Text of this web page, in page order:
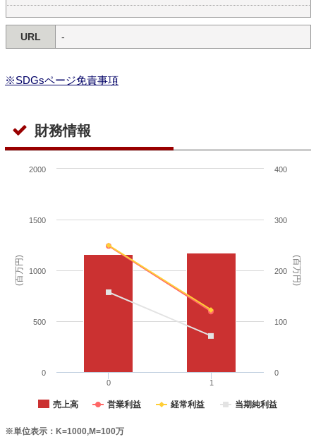
URL -
※SDGsページ免責事項
財務情報
(百万円) (百万円)
売上高 営業利益 経常利益 当期純利益
0 1
0
500
1000
1500
2000
0
100
200
300
400
※単位表示：K=1000,M=100万